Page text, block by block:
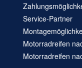
Service-Partner
Motorradreifen
Motorradreifen